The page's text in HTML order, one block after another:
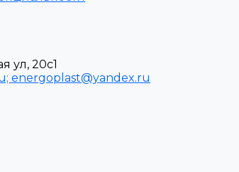
ул, 20с1
energoplast@yandex.ru